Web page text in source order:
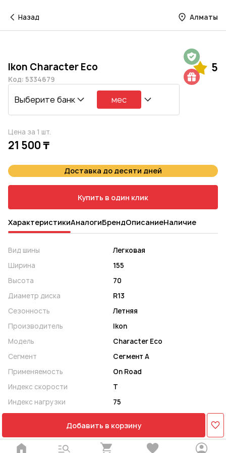
Назад Алматы
Ikon Character Eco 5
Код: 5334679
Выберите банк мес
Цена за 1 шт.
21 500 ₸
Доставка до десяти дней
Купить в один клик
ХарактеристикиАналогиБрендОписаниеНаличие
Вид шины
Легковая
Ширина
155
Высота
70
Диаметр диска
R13
Сезонность
Летняя
Производитель
Ikon
Модель
Character Eco
Сегмент
Сегмент A
Применяемость
On Road
Индекс скорости
T
Индекс нагрузки
75
Добавить в корзину